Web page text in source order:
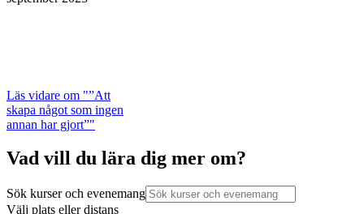
Läs vidare om "”Att
skapa något som ingen
annan har gjort”"
Vad vill du lära dig mer om?
Sök kurser och evenemang
Välj plats eller distans